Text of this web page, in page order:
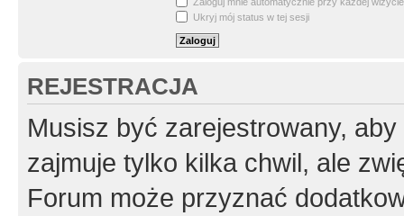
Ukryj mój status w tej sesji
REJESTRACJA
Musisz być zarejestrowany,
zajmuje tylko kilka chwil, ale
Forum może przyznać